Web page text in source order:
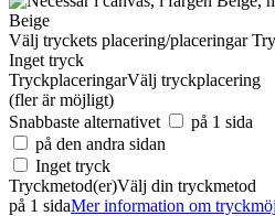
Beige
Välj tryckets placering/placeringar
Inget tryck
TryckplaceringarVälj tryckplacering
(fler är möjligt)
Snabbaste alternativet
på 1 sida
på den andra sidan
Inget tryck
Tryckmetod(er)Välj din tryckmetod
på 1 sidaMer information om